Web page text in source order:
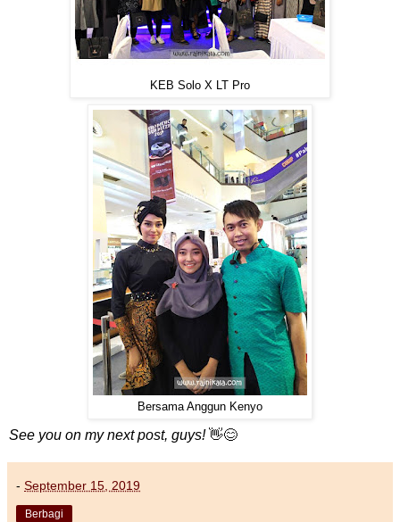
KEB Solo X LT Pro
Bersama Anggun Kenyo
See you on my next post, guys!👋😊
- September 15, 2019
Berbagi